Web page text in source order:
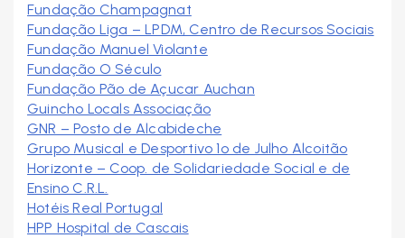
Fundação Champagnat
Fundação Liga – LPDM, Centro de Recursos Sociais
Fundação Manuel Violante
Fundação O Século
Fundação Pão de Açucar Auchan
Guincho Locals Associação
GNR – Posto de Alcabideche
Grupo Musical e Desportivo 1º de Julho Alcoitão
Horizonte – Coop. de Solidariedade Social e de
Ensino C.R.L.
Hotéis Real Portugal
HPP Hospital de Cascais